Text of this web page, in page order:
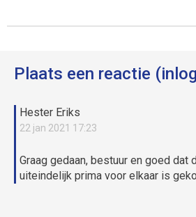
Plaats een reactie
Hester Eriks
22 jan 2021 17:23
Graag gedaan, bestuur en goed dat
uiteindelijk prima voor elkaar is